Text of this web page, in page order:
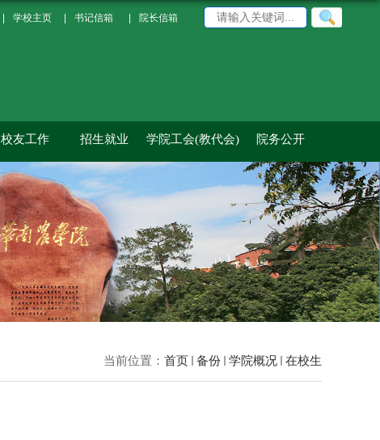
学校主页 书记信箱 院长信箱
校友工作 招生就业 学院工会(教代会) 院务公开
当前位置： 首页 备份 学院概况 在校生